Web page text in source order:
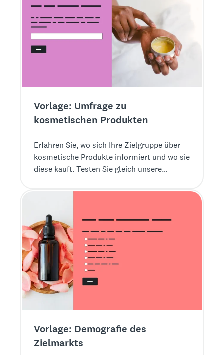
Wahrnehmung der Kategorie verändert.
Vorlage: Umfrage zu
kosmetischen Produkten
Erfahren Sie, wo sich Ihre Zielgruppe über
kosmetische Produkte informiert und wo sie
diese kauft. Testen Sie gleich unsere
Vorlage: Demografie des
Zielmarkts